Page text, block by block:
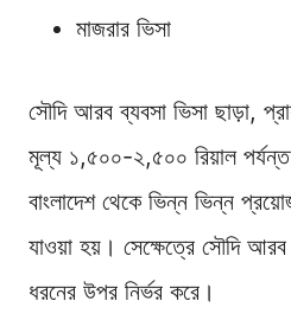
মাজরার ভিসা
সৌদি আরব ব্যবসা ভিসা ছাড়া,
মূল্য ১,৫০০-২,৫০০ রিয়াল
বাংলাদেশ থেকে ভিন্ন ভিন্ন
যাওয়া হয়। সেক্ষেত্রে সৌদি আরব
ধরনের উপর নির্ভর করে।